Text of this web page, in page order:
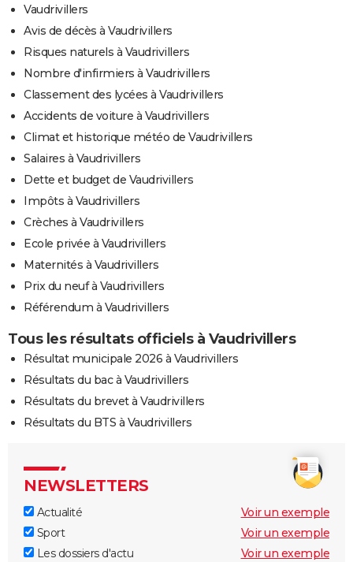
Vaudrivillers
Avis de décès à Vaudrivillers
Risques naturels à Vaudrivillers
Nombre d'infirmiers à Vaudrivillers
Classement des lycées à Vaudrivillers
Accidents de voiture à Vaudrivillers
Climat et historique météo de Vaudrivillers
Salaires à Vaudrivillers
Dette et budget de Vaudrivillers
Impôts à Vaudrivillers
Crèches à Vaudrivillers
Ecole privée à Vaudrivillers
Maternités à Vaudrivillers
Prix du neuf à Vaudrivillers
Référendum à Vaudrivillers
Tous les résultats officiels à Vaudrivillers
Résultat municipale 2026 à Vaudrivillers
Résultats du bac à Vaudrivillers
Résultats du brevet à Vaudrivillers
Résultats du BTS à Vaudrivillers
NEWSLETTERS
Actualité
Voir un exemple
Sport
Voir un exemple
Les dossiers d'actu
Voir un exemple